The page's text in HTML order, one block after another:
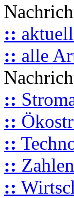
::
:: alle
::
::
::
::
::